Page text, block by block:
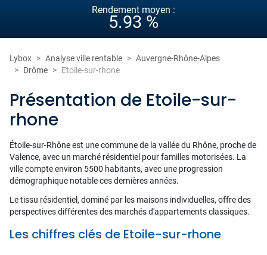
Rendement moyen :
5.93 %
Lybox Analyse ville rentable
Auvergne-Rhône-Alpes
Drôme
Etoile-sur-rhone
Présentation de Etoile-sur-
rhone
Étoile-sur-Rhône est une commune de la vallée du Rhône, proche de
Valence, avec un marché résidentiel pour familles motorisées. La
ville compte environ 5500 habitants, avec une progression
démographique notable ces dernières années.
Le tissu résidentiel, dominé par les maisons individuelles, offre des
perspectives différentes des marchés d'appartements classiques.
Les chiffres clés de Etoile-sur-rhone